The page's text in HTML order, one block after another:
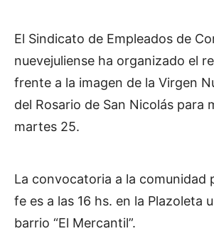
El Sindicato de Empleados de
nuevejuliense ha organizado el
frente a la imagen de la Virgen
del Rosario de San Nicolás para
martes 25.
La convocatoria a la comunidad
fe es a las 16 hs. en la Plazoleta
barrio “El Mercantil”.